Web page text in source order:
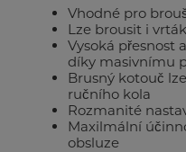
Vhodné pro
Lze brousit i
Vysoká přesnost
díky masivnímu
Brusný kotouč
ručního kola
Rozmanité
Maxilmální
obsluze